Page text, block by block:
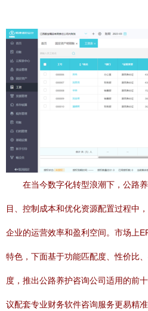
在当今数字化转型浪潮下，公路
目、控制成本和优化资源配置过程中
企业的运营效率和盈利空间。市场上
特色，下面基于功能匹配度、性价比
度，推出公路养护咨询公司适用的前
议配套专业财务软件咨询服务更易精